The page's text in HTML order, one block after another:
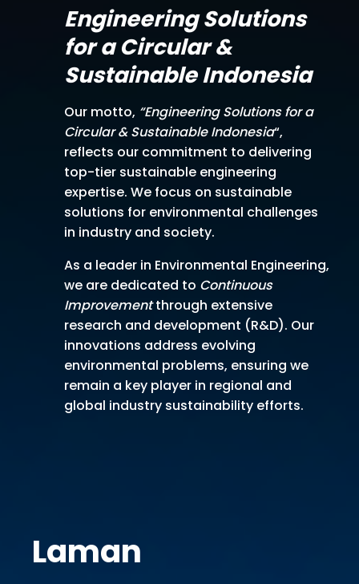
Engineering Solutions
for a Circular &
Sustainable Indonesia
Our motto, “Engineering Solutions for a
Circular & Sustainable Indonesia“,
reflects our commitment to delivering
top-tier sustainable engineering
expertise. We focus on sustainable
solutions for environmental challenges
in industry and society.
As a leader in Environmental Engineering,
we are dedicated to Continuous
Improvementthrough extensive
research and development (R&D). Our
innovations address evolving
environmental problems, ensuring we
remain a key player in regional and
global industry sustainability efforts.
Laman